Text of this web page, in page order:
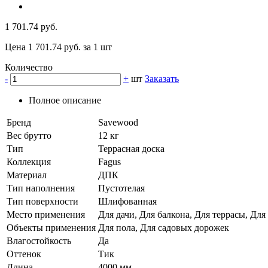
1 701.74 руб.
Цена 1 701.74 руб. за 1 шт
Количество
-
+ шт Заказать
Полное описание
Бренд
Savewood
Вес брутто
12 кг
Тип
Террасная доска
Коллекция
Fagus
Материал
ДПК
Тип наполнения
Пустотелая
Тип поверхности
Шлифованная
Место применения
Для дачи, Для балкона, Для террасы, Для
Объекты применения Для пола, Для садовых дорожек
Влагостойкость
Да
Оттенок
Тик